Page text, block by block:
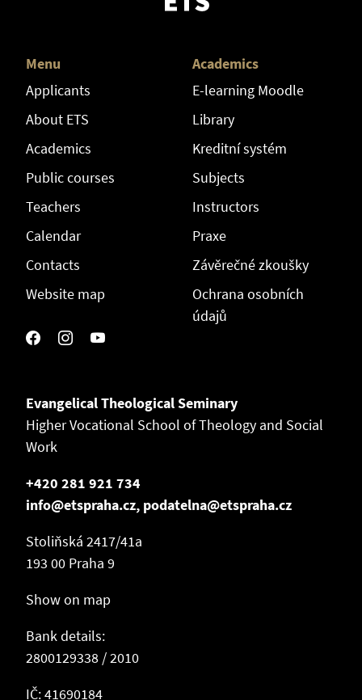
Menu
Applicants
About ETS
Academics
Public courses
Teachers
Calendar
Contacts
Website map
Academics
E-learning Moodle
Library
Kreditní systém
Subjects
Instructors
Praxe
Závěrečné zkoušky
Ochrana osobních
údajů
Evangelical Theological Seminary
Higher Vocational School of Theology and Social
Work
+420 281 921 734
info@etspraha.cz, podatelna@etspraha.cz
Stoliňská 2417/41a
193 00 Praha 9
Show on map
Bank details:
2800129338 / 2010
IČ: 41690184